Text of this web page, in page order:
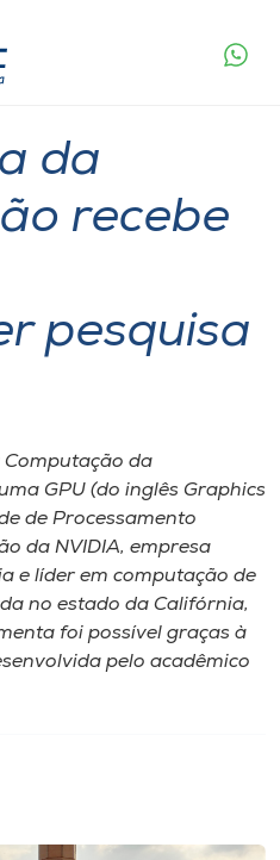
da
recebe
pesquisa
Computação da
GPU (do inglês Graphics
de Processamento
da NVIDIA, empresa
e líder em computação de
no estado da Califórnia,
foi possível graças à
pelo acadêmico